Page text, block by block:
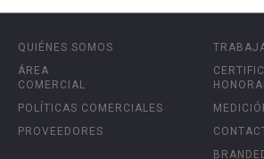
QUIÉNES SOMOS
ÁREA
COMERCIAL
POLÍTICAS COMERCIALES
PROVEEDORES